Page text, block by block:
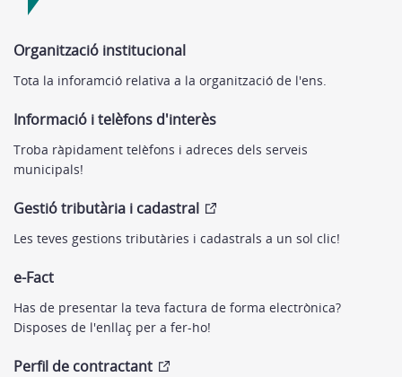
Organització institucional
Tota la inforamció relativa a la organització de l'ens.
Informació i telèfons d'interès
Troba ràpidament telèfons i adreces dels serveis
municipals!
Gestió tributària i cadastral
Les teves gestions tributàries i cadastrals a un sol clic!
e-Fact
Has de presentar la teva factura de forma electrònica?
Disposes de l'enllaç per a fer-ho!
Perfil de contractant